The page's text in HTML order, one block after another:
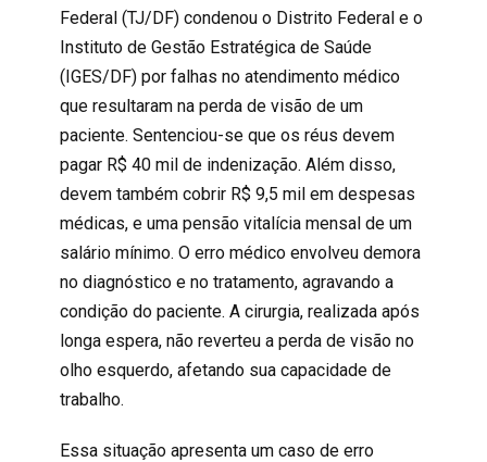
Federal (TJ/DF) condenouo Distrito Federal e o
Instituto de Gestão Estratégica de Saúde
(IGES/DF) por falhas no atendimento médico
que resultaram na perda de visão de um
paciente. Sentenciou-se que os réus devem
pagar R$ 40 mil de indenização. Além disso,
devem também cobrir R$ 9,5 mil em despesas
médicas, e uma pensão vitalícia mensal de um
salário mínimo. O erro médico envolveu demora
no diagnóstico e no tratamento, agravando a
condição do paciente. A cirurgia, realizada após
longa espera, não reverteu a perda de visão no
olho esquerdo, afetando sua capacidade de
trabalho.
Essa situação apresenta um caso de erro